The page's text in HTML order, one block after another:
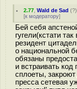
2.77 ,Wald de Sad (?
[к модератору]
Бей себя
гугели(кстати
резидент
о национальной
обязаны
и встраивать
сплоеты,
пресса сетевая